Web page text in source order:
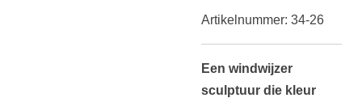
Artikelnummer: 34-26
Een windwijzer
sculptuur die kleur